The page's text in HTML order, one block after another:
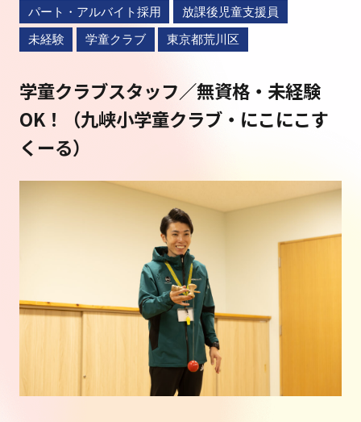
パート・アルバイト採用 放課後児童支援員
未経験 学童クラブ 東京都荒川区
学童クラブスタッフ／無資格・未経験
OK！（九峡小学童クラブ・にこにこす
くーる）